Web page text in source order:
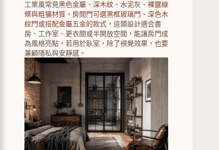
工業風常見黑色金屬、深木紋、水泥灰、裸露線
條與粗獷材質，房間門可選黑框玻璃門、深色木
紋門或搭配金屬五金的款式 ，這類設計適合書
房、工作室、更衣間或半開放空間，能讓房門成
為風格亮點，若用於臥室，除了視覺效果，也要
兼顧隱私與安靜感。